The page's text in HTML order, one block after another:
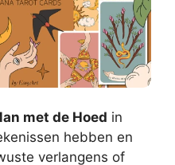
met de Hoed in
hebben en
verlangens of